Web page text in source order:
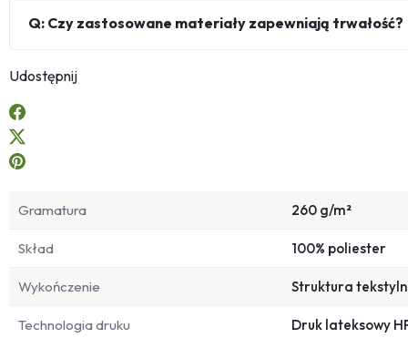
Q: Czy zastosowane materiały zapewniają trwałość?
Udostępnij
Gramatura 260 g/m²
Skład 100% poliester
Wykończenie Struktura
Technologia druku Druk lateksowy